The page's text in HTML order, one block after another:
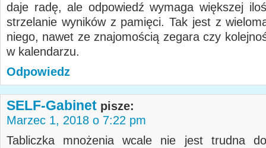
daje radę, ale odpowiedź wymaga większej
strzelanie wyników z pamięci. Tak jest z
niego, nawet ze znajomością zegara czy
w kalendarzu.
Odpowiedz
SELF-Gabinet pisze:
Marzec 1, 2018 o 7:22 pm
Tabliczka mnożenia wcale nie jest trudna